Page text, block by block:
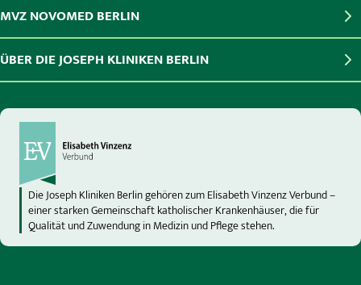
MVZ NOVOMED BERLIN
ÜBER DIE JOSEPH KLINIKEN BERLIN
Die Joseph Kliniken Berlin gehören zum Elisabeth Vinzenz Verbund –
einer starken Gemeinschaft katholischer Krankenhäuser, die für
Qualität und Zuwendung in Medizin und Pflege stehen.